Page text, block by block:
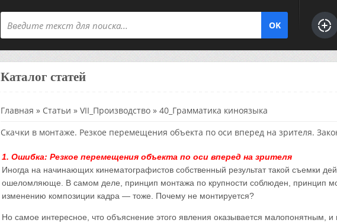
Каталог статей
Главная » Статьи » VII_Производство » 40_Грамматика киноязыка
Скачки в монтаже. Резкое перемещения объекта по оси вперед на зрителя.
1. Ошибка: Резкое перемещения объекта по оси вперед на зрителя
Иногда на начинающих кинематографистов собственный результат такой съемки
ошеломляюще. В самом деле, принцип монтажа по крупности соблюден, принцип
изменению композиции кадра — тоже. Почему не монтируется?
Но самое интересное, что объяснение этого явления оказывается малопонятным, и